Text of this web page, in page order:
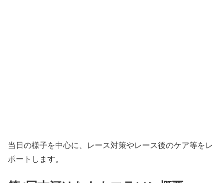
当日の様子を中心に、レース対策やレース後のケア等をレ
ポートします。